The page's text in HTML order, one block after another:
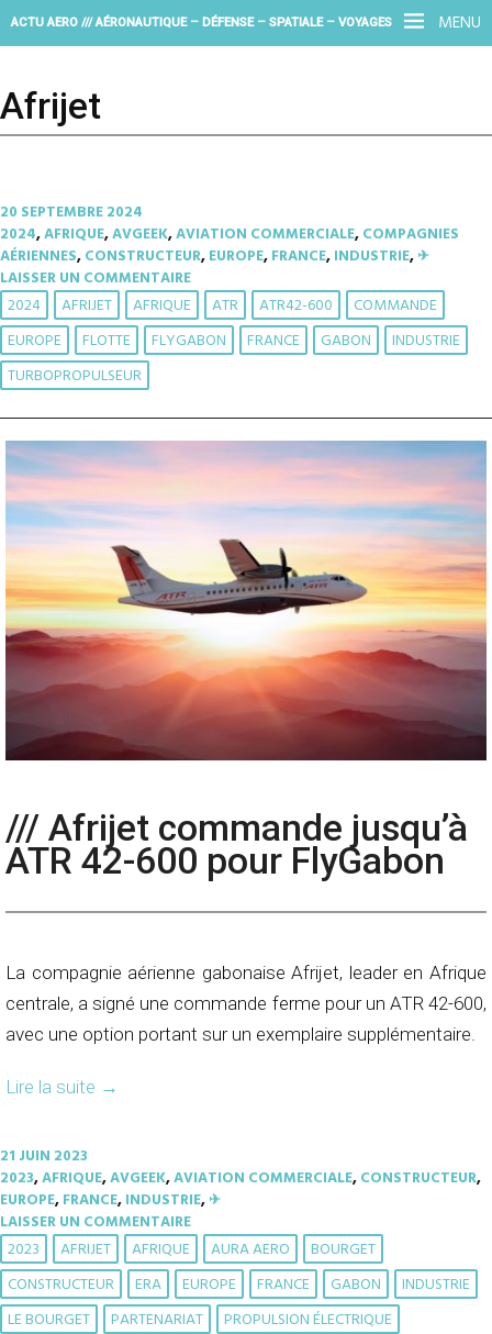
MENU
ACTU AERO /// AÉRONAUTIQUE – DÉFENSE – SPATIALE – VOYAGES
Afrijet
20 SEPTEMBRE 2024
2024,AFRIQUE,AVGEEK,AVIATION COMMERCIALE,COMPAGNIES
AÉRIENNES,CONSTRUCTEUR,EUROPE,FRANCE,INDUSTRIE,✈︎
LAISSER UN COMMENTAIRE
2024 AFRIJET AFRIQUE ATR ATR42-600
COMMANDE
EUROPE
FLOTTE FLYGABON FRANCE GABON
INDUSTRIE
TURBOPROPULSEUR
/// Afrijet commande jusqu’à
ATR 42-600 pour FlyGabon
La compagnie aérienne gabonaise Afrijet, leader en Afrique
centrale, a signé une commande ferme pour un ATR 42-600,
avec une option portant sur un exemplaire supplémentaire.
Lire la suite →
21 JUIN 2023
2023,AFRIQUE,AVGEEK,AVIATION COMMERCIALE,CONSTRUCTEUR,
EUROPE,FRANCE,INDUSTRIE,✈︎
LAISSER UN COMMENTAIRE
2023 AFRIJET AFRIQUE AURA AERO
BOURGET
CONSTRUCTEUR
ERA EUROPE FRANCE GABON
INDUSTRIE
LE BOURGET
PARTENARIAT PROPULSION ÉLECTRIQUE